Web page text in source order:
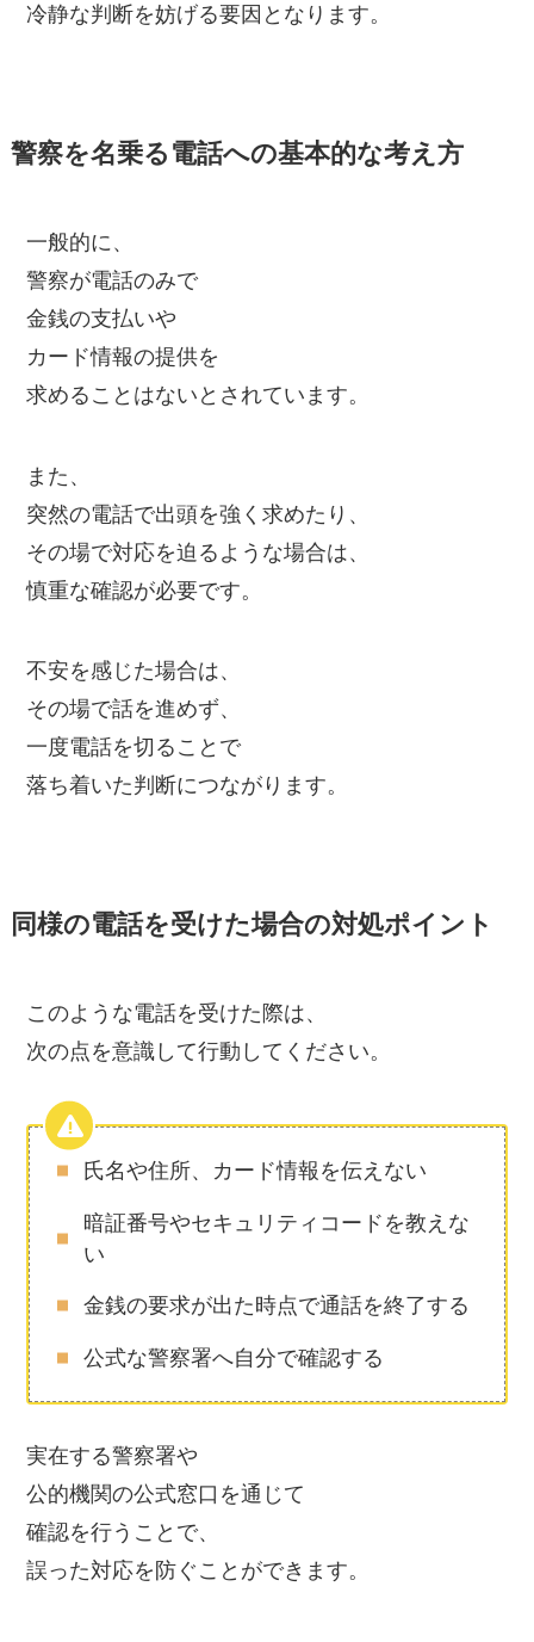
冷静な判断を妨げる要因となります。
警察を名乗る電話への基本的な考え方
一般的に、
警察が電話のみで
金銭の支払いや
カード情報の提供を
求めることはないとされています。
また、
突然の電話で出頭を強く求めたり、
その場で対応を迫るような場合は、
慎重な確認が必要です。
不安を感じた場合は、
その場で話を進めず、
一度電話を切ることで
落ち着いた判断につながります。
同様の電話を受けた場合の対処ポイント
このような電話を受けた際は、
次の点を意識して行動してください。
氏名や住所、カード情報を伝えない
暗証番号やセキュリティコードを教えな
い
金銭の要求が出た時点で通話を終了する
公式な警察署へ自分で確認する
実在する警察署や
公的機関の公式窓口を通じて
確認を行うことで、
誤った対応を防ぐことができます。